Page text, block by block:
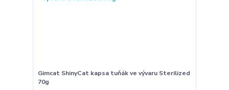
Gimcat ShinyCat kapsa tuňák ve vývaru Sterilized
70g